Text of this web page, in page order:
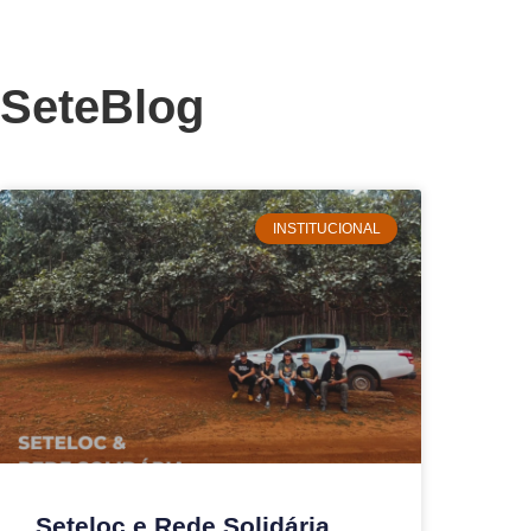
SeteBlog
INSTITUCIONAL
Seteloc e Rede Solidária